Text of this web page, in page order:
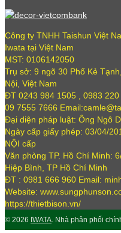
Công ty TNHH Taishun Việt
Iwata tại Việt Nam
MST: 0106142050
Trụ sở: 9 ngõ 30 Phố Kẻ
Nội, Việt Nam
ĐT 0243 984 1505 , 0983
09 7555 7666
Đại diện pháp luật: Ông Ngô
Ngày cấp giấy phép: 03/04/
NỘI cấp
Văn phòng TP. Hồ Chí Minh:
Hiệp Bình, TP Hồ Chí Minh
ĐT : 0981 666 960 Email:
Website:
https://thietbison.vn/
© 2026 IWATA. Nhà phân phối